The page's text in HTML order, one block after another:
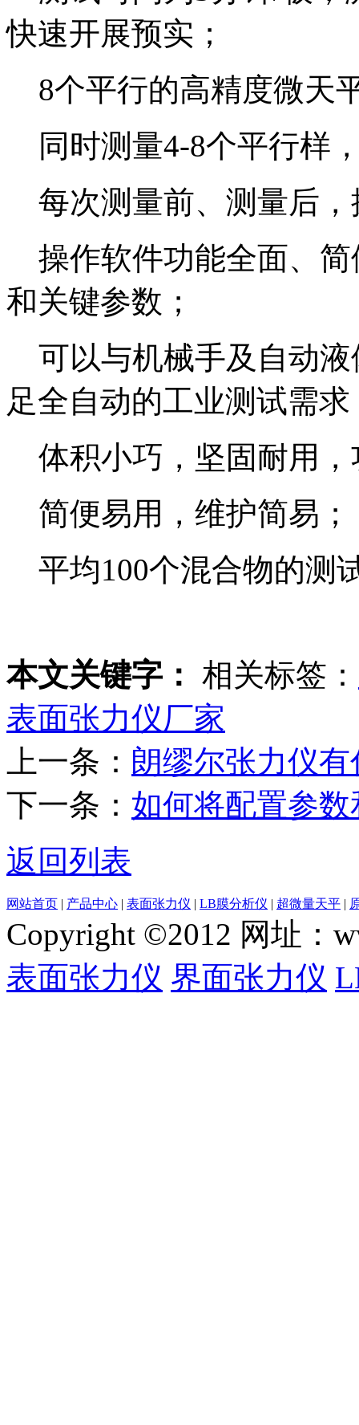
快速开展预实；
8个平行的高精度微天
同时测量4-8个平行样
每次测量前、测量后，
操作软件功能全面、简
和关键参数；
可以与机械手及自动液
足全自动的工业测试需求
体积小巧，坚固耐用，
简便易用，维护简易；
平均100个混合物的测
本文关键字： 相关标签：
表面张力仪厂家
上一条： 朗缪尔张力仪
下一条： 如何将配置参
返回列表
网站首页 | 产品中心 | 表面张力仪 | LB膜分析仪 | 超微量天平 |
Copyright ©2012 网址：
表面张力仪 界面张力仪